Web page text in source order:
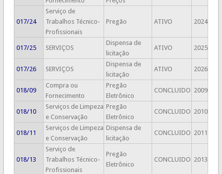
017/24
Serviço de
Trabalhos Técnico-
Profissionais
Pregão ATIVO 2024
017/25 SERVIÇOS
Dispensa de
licitação
ATIVO 2025
017/26 SERVIÇOS
Dispensa de
licitação
ATIVO 2026
018/09
Compra ou
Fornecimento
Pregão
Eletrônico
CONCLUIDO 2009
018/10
Serviços de Limpeza
e Conservação
Pregão
Eletrônico
CONCLUIDO 2010
018/11
Serviços de Limpeza
e Conservação
Dispensa de
licitação
CONCLUIDO 2011
018/13
Serviço de
Trabalhos Técnico-
Profissionais
Pregão
Eletrônico
CONCLUIDO 2013